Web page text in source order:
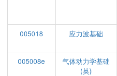
005018
应力波基础
005008e
气体动力学基础
(英)